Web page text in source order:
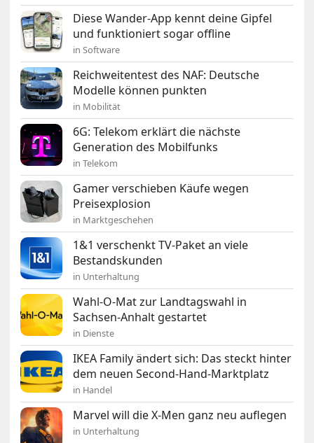
Diese Wander-App kennt deine Gipfel
und funktioniert sogar offline
in Software
Reichweitentest des NAF: Deutsche
Modelle können punkten
in Mobilität
6G: Telekom erklärt die nächste
Generation des Mobilfunks
in Telekom
Gamer verschieben Käufe wegen
Preisexplosion
in Marktgeschehen
1&1 verschenkt TV-Paket an viele
Bestandskunden
in Unterhaltung
Wahl-O-Mat zur Landtagswahl in
Sachsen-Anhalt gestartet
in Dienste
IKEA Family ändert sich: Das steckt hinter
dem neuen Second-Hand-Marktplatz
in Handel
Marvel will die X-Men ganz neu auflegen
in Unterhaltung